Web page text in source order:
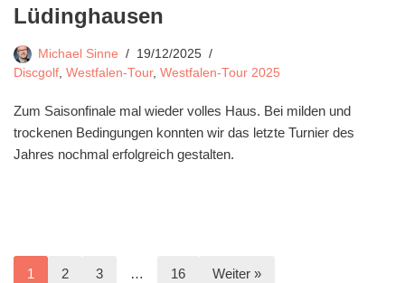
Lüdinghausen
Michael Sinne
19/12/2025
Discgolf, Westfalen-Tour, Westfalen-Tour 2025
Zum Saisonfinale mal wieder volles Haus. Bei milden und
trockenen Bedingungen konnten wir das letzte Turnier des
Jahres nochmal erfolgreich gestalten.
1 2 3 … 16 Weiter »